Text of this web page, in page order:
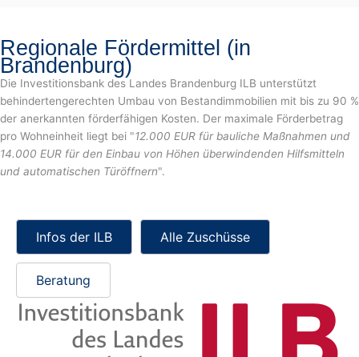
Regionale Fördermittel (in
Brandenburg)
Die Investitionsbank des Landes Brandenburg ILB unterstützt
behindertengerechten Umbau von Bestandimmobilien mit bis zu 90 %
der anerkannten förderfähigen Kosten. Der maximale Förderbetrag
pro Wohneinheit liegt bei "12.000 EUR für bauliche Maßnahmen und
14.000 EUR für den Einbau von Höhen überwindenden Hilfsmitteln
und automatischen Türöffnern".
Infos der ILB Alle Zuschüsse
Beratung